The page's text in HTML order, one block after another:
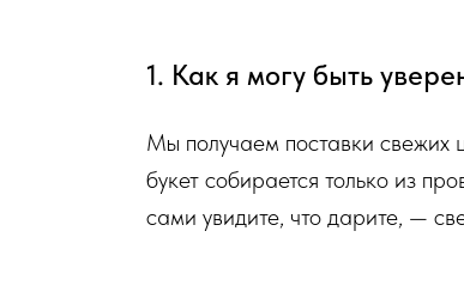
Перед тем как отправить букет на
Доставка цветов в Симферополе.
1. Как я могу быть
Мы получаем поставки свежих
букет собирается только из
сами увидите, что дарите, —